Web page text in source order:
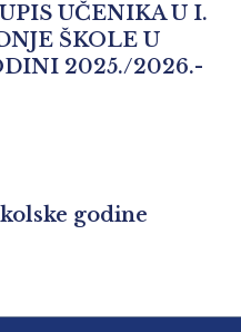
UČENIKA U I.
ŠKOLE U
2025./2026.-
godine